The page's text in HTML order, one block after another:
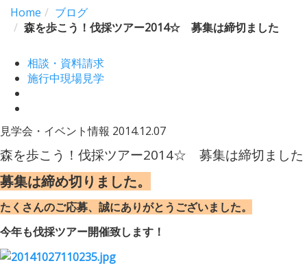
Home
ブログ
森を歩こう！伐採ツアー2014☆ 募集は締切ました
相談・資料請求
施行中現場見学
見学会・イベント情報 2014.12.07
森を歩こう！伐採ツアー2014☆ 募集は締切ました
募集は締め切りました。
たくさんのご応募、誠にありがとうございました。
今年も伐採ツアー開催致します！